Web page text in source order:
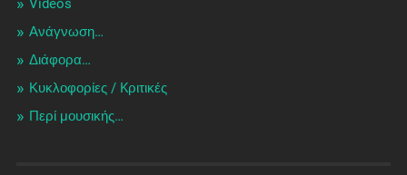
Videos
Ανάγνωση…
Διάφορα…
Κυκλοφορίες / Kριτικές
Περί μουσικής…